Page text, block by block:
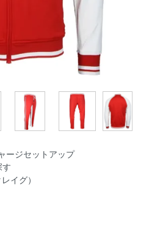
ージセットアップ
す
イグ）